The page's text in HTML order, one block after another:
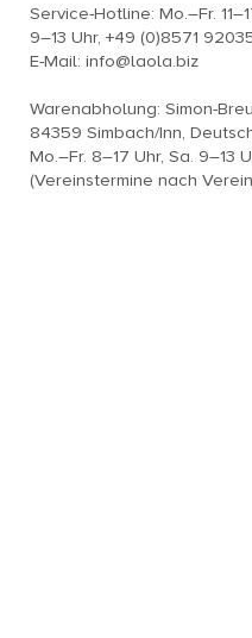
Service-Hotline: Mo.–Fr.
9–13 Uhr, +49 (0)8571
E-Mail: info@laola.biz
Warenabholung: Simon-
84359 Simbach/Inn,
Mo.–Fr. 8–17 Uhr, Sa. 9–13
(Vereinstermine nach